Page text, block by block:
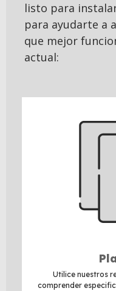
listo para
para ayudarte a
que mejor
actual:
Utilice nuestros
comprender